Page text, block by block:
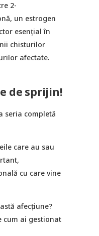
2-
un estrogen
esențial în
chisturilor
afectate.
de sprijin!
seria completă
care au sau
cu care vine
afecțiune?
cum ai gestionat